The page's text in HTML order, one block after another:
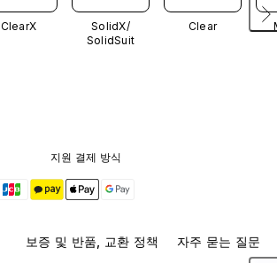
ClearX
SolidX/
SolidSuit
Clear
지원 결제 방식
보증 및 반품, 교환 정책 자주 묻는 질문